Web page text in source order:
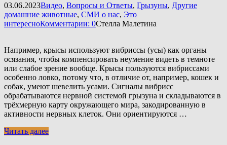
03.06.2023Видео, Вопросы и Ответы, Грызуны, Другие
домашние животные, СМИ о нас, Это
интересноКомментарии: 0Стелла Малетина
Например, крысы используют вибриссы (усы) как органы
осязания, чтобы компенсировать неумение видеть в темноте
или слабое зрение вообще. Крысы пользуются вибриссами
особенно ловко, потому что, в отличие от, например, кошек и
собак, умеют шевелить усами. Сигналы вибрисс
обрабатываются нервной системой грызуна и складываются в
трёхмерную карту окружающего мира, закодированную в
активности нервных клеток. Они ориентируются …
Читать далее